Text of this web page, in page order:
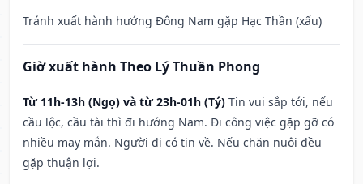
Tránh xuất hành hướng Đông Nam gặp Hạc Thần (xấu)
Giờ xuất hành Theo Lý Thuần Phong
Từ 11h-13h (Ngọ) và từ 23h-01h (Tý) Tin vui sắp tới, nếu
cầu lộc, cầu tài thì đi hướng Nam. Đi công việc gặp gỡ có
nhiều may mắn. Người đi có tin về. Nếu chăn nuôi đều
gặp thuận lợi.